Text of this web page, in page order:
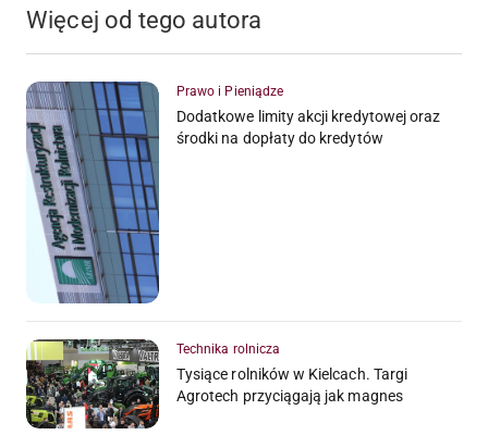
Więcej od tego autora
Prawo i Pieniądze
Dodatkowe limity akcji kredytowej oraz
środki na dopłaty do kredytów
Technika rolnicza
Tysiące rolników w Kielcach. Targi
Agrotech przyciągają jak magnes